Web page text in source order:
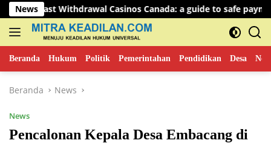
Langsung
ke
konten
News Casinos Canada: a guide to safe payments
Beranda Hukum Politik Pemerintahan Pendidikan Desa
Beranda News
News
Pencalonan Kepala Desa Embacang di